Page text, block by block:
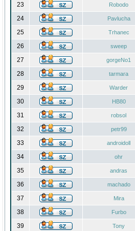
23 Robodo
24 Pavlucha
25 Trhanec
26 sweep
27 gorgeNo1
28 tarmara
29 Warder
30 HB80
31 robsol
32 petr99
33 androidoll
34 ohr
35 andras
36 machado
37 Mira
38 Furbo
39 Tony